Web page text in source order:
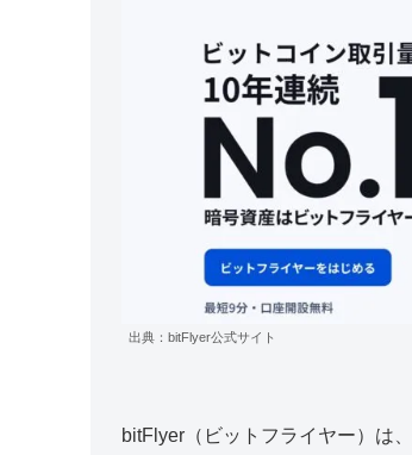
出典：bitFlyer公式サイト
bitFlyer（ビットフライヤー）は、